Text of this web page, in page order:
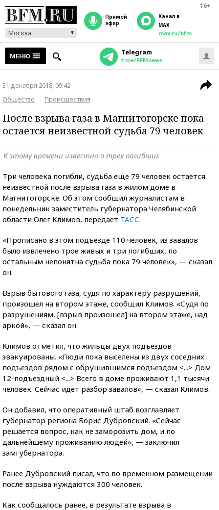
16+
Москва
прямой
эфир
Канал в
MAX
max.ru/bfm
МЕНЮ Telegram
t.me/BFMnews
31 декабря 2018, 09:42
Общество
Происшествия
После взрыва газа в Магнитогорске пока
остается неизвестной судьба 79 человек
К этому времени известно о трех погибших
Три человека погибли, судьба еще 79 человек остается
неизвестной после взрыва газа в жилом доме в
Магнитогорске. Об этом сообщил журналистам в
понедельник заместитель губернатора Челябинской
области Олег Климов, передает ТАСС.
«Прописано в этом подъезде 110 человек, из завалов
было извлечено трое живых и три погибших, по
остальным непонятна судьба пока 79 человек», — сказал
он.
Взрыв бытового газа, судя по характеру разрушений,
произошел на втором этаже, сообщил Климов. «Судя по
разрушениям, [взрыв произошел] на втором этаже, над
аркой», — сказал он.
Климов отметил, что жильцы двух подъездов
эвакуированы. «Люди пока выселены из двух соседних
подъездов рядом с обрушившимся подъездом <...> Дом
12-подъездный <...> Всего в доме проживают 1,1 тысячи
человек. Сейчас идет разбор завалов», — сказал Климов.
Он добавил, что оперативный штаб возглавляет
губернатор региона Борис Дубровский. «Сейчас
решается вопрос, как не заморозить дом, и по
дальнейшему проживанию людей», — заключил
замгубернатора.
Ранее Дубровский писал, что во временном размещении
после взрыва нуждаются 300 человек.
Как сообщалось ранее, в результате взрыва в